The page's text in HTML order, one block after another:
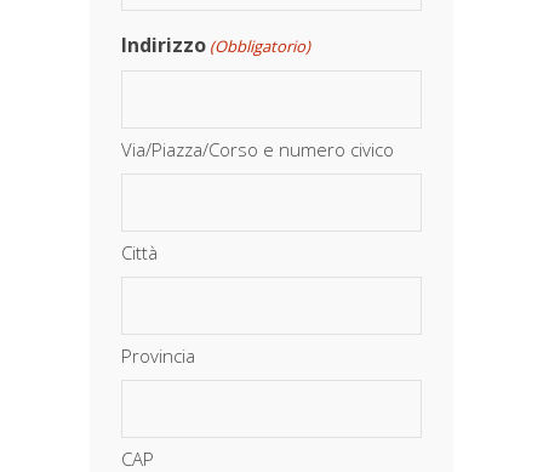
Indirizzo (Obbligatorio)
Via/Piazza/Corso e numero civico
Città
Provincia
CAP